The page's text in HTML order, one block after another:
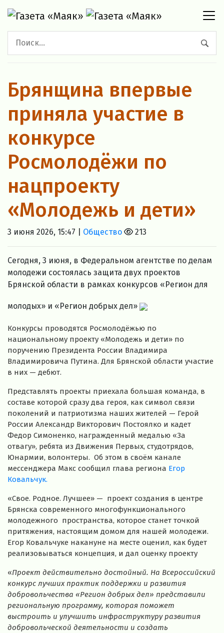
Брянщина впервые
приняла участие в
конкурсе
Росмолодёжи по
нацпроекту
«Молодежь и дети»
3 июня 2026, 15:47 | Общество 213
Сегодня, 3 июня, в Федеральном агентстве по делам
молодежи состоялась защита двух проектов
Брянской области в рамках конкурсов «Регион для
молодых» и «Регион добрых дел»
Конкурсы проводятся Росмолодёжью по
национальному проекту «Молодежь и дети» по
поручению Президента России Владимира
Владимировича Путина. Для Брянской области участие
в них — дебют.
Представлять проекты приехала большая команда, в
составе которой сразу два героя, как символ связи
поколений и патриотизма наших жителей — Герой
России Александр Викторович Постоялко и кадет
Федор Симоненко, награжденный медалью «За
отвагу», ребята из Движения Первых, студотрядов,
Юнармии, волонтеры. Об этом в своём канале
мессенджера Макс сообщил глава региона Егор
Ковальчук.
«Свое. Родное. Лучшее» — проект создания в центре
Брянска современного многофункционального
молодежного пространства, которое станет точкой
притяжения, настоящим домом для нашей молодежи.
Егор Ковальчуке накануне на месте оценил, как будет
реализовываться концепция, и дал оценку проекту
«Проект действительно достойный. На Всероссийский
конкурс лучших практик поддержки и развития
добровольчества «Регион добрых дел» представили
региональную программу, которая поможет
выстроить и улучшить инфраструктуру развития
добровольческой деятельности и создать